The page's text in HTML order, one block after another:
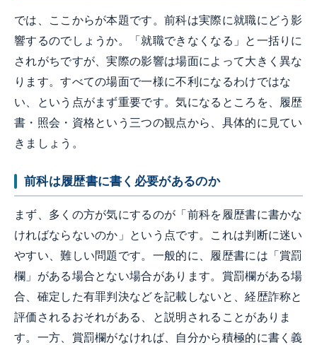
では、ここからが本題です。前科は実際に就職にどう影
響するのでしょうか。「就職できなくなる」と一括りに
されがちですが、実際の影響は場面によって大きく異な
ります。すべての場面で一様に不利になるわけではな
い、という点がまず重要です。気になるところを、履歴
書・照会・資格という三つの観点から、具体的に見てい
きましょう。
前科は履歴書に書く必要があるのか
まず、多くの方が気にするのが「前科を履歴書に書かな
ければならないのか」という点です。これは判断に迷い
やすい、難しい問題です。一般的に、履歴書には「賞罰
欄」がある場合とない場合があります。賞罰欄がある場
合、確定した有罪判決などを記載しないと、経歴詐称と
評価されるおそれがある、と説明されることがありま
す。一方、賞罰欄がなければ、自分から積極的に書く義